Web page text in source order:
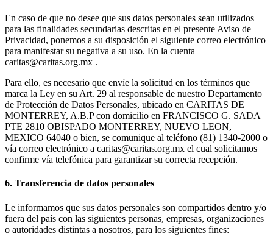
En caso de que no desee que sus datos personales sean utilizados
para las finalidades secundarias descritas en el presente Aviso de
Privacidad, ponemos a su disposición el siguiente correo electrónico
para manifestar su negativa a su uso. En la cuenta
caritas@caritas.org.mx .
Para ello, es necesario que envíe la solicitud en los términos que
marca la Ley en su Art. 29 al responsable de nuestro Departamento
de Protección de Datos Personales, ubicado en CARITAS DE
MONTERREY, A.B.P con domicilio en FRANCISCO G. SADA
PTE 2810 OBISPADO MONTERREY, NUEVO LEON,
MEXICO 64040 o bien, se comunique al teléfono (81) 1340-2000 o
vía correo electrónico a caritas@caritas.org.mx el cual solicitamos
confirme vía telefónica para garantizar su correcta recepción.
6. Transferencia de datos personales
Le informamos que sus datos personales son compartidos dentro y/o
fuera del país con las siguientes personas, empresas, organizaciones
o autoridades distintas a nosotros, para los siguientes fines: